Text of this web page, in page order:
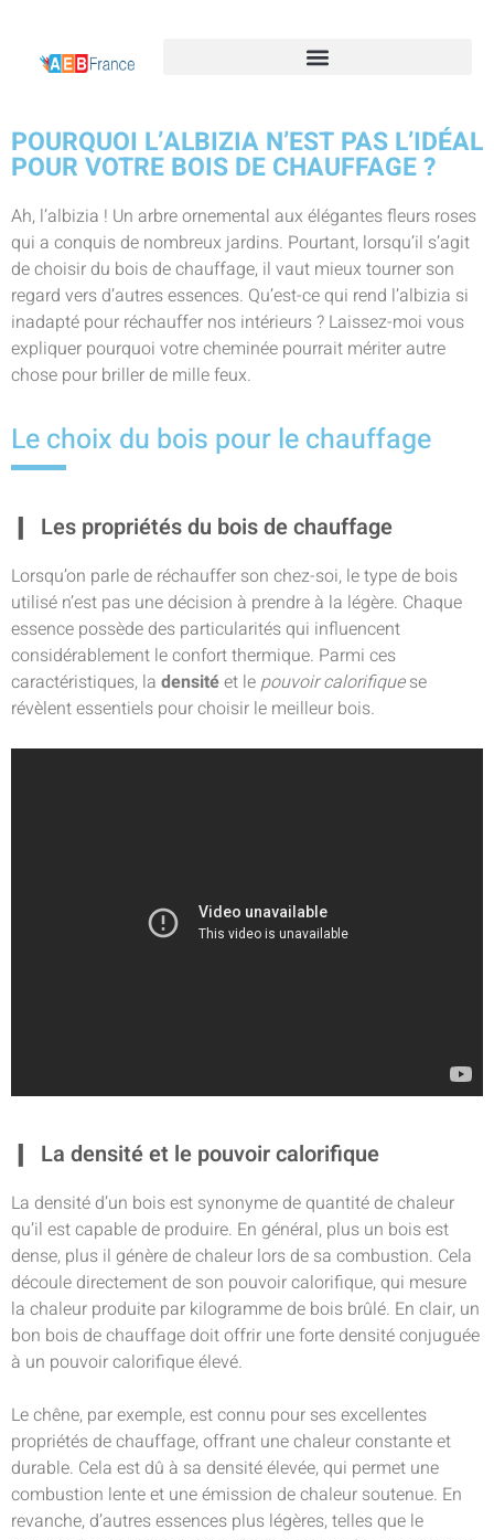
POURQUOI L’ALBIZIA N’EST PAS L’IDÉAL
POUR VOTRE BOIS DE CHAUFFAGE ?
Ah, l’albizia ! Un arbre ornemental aux élégantes fleurs roses
qui a conquis de nombreux jardins. Pourtant, lorsqu’il s’agit
de choisir du bois de chauffage, il vaut mieux tourner son
regard vers d’autres essences. Qu’est-ce qui rend l’albizia si
inadapté pour réchauffer nos intérieurs ? Laissez-moi vous
expliquer pourquoi votre cheminée pourrait mériter autre
chose pour briller de mille feux.
Le choix du bois pour le chauffage
Les propriétés du bois de chauffage
Lorsqu’on parle de réchauffer son chez-soi, le type de bois
utilisé n’est pas une décision à prendre à la légère. Chaque
essence possède des particularités qui influencent
considérablement le confort thermique. Parmi ces
caractéristiques, la densitéet lepouvoir calorifiquese
révèlent essentiels pour choisir le meilleur bois.
La densité et le pouvoir calorifique
La densité d’un bois est synonyme de quantité de chaleur
qu’il est capable de produire. En général, plus un bois est
dense, plus il génère de chaleur lors de sa combustion. Cela
découle directement de son pouvoir calorifique, qui mesure
la chaleur produite par kilogramme de bois brûlé. En clair, un
bon bois de chauffage doit offrir une forte densité conjuguée
à un pouvoir calorifique élevé.
Le chêne, par exemple, est connu pour ses excellentes
propriétés de chauffage, offrant une chaleur constante et
durable. Cela est dû à sa densité élevée, qui permet une
combustion lente et une émission de chaleur soutenue. En
revanche, d’autres essences plus légères, telles que le